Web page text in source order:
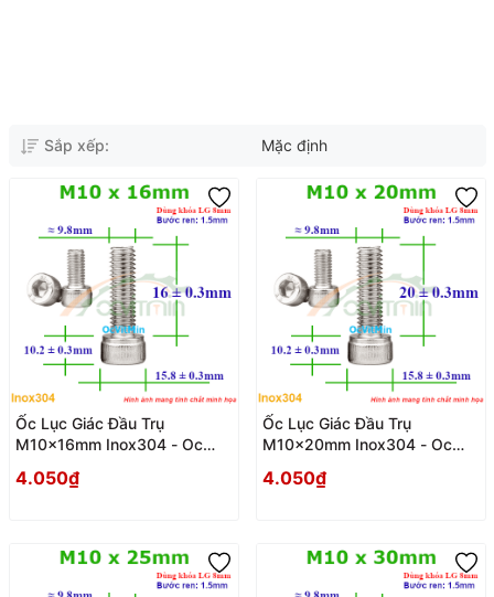
Sắp xếp: Mặc định
Ốc Lục Giác Đầu Trụ
M10x16mm Inox304 - Oc
4.050₫
Ốc Lục Giác Đầu Trụ
M10x20mm Inox304 - Oc
4.050₫